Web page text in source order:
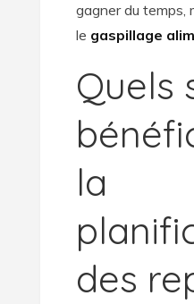
gagner du temps,
le gaspillage
Quels
la
des